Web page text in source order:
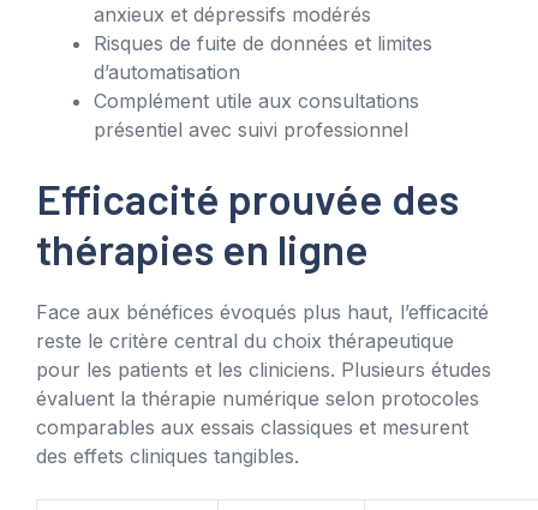
anxieux et dépressifs modérés
Risques de fuite de données et limites
d’automatisation
Complément utile aux consultations
présentiel avec suivi professionnel
Efficacité prouvée des
thérapies en ligne
Face aux bénéfices évoqués plus haut, l’efficacité
reste le critère central du choix thérapeutique
pour les patients et les cliniciens. Plusieurs études
évaluent la thérapie numérique selon protocoles
comparables aux essais classiques et mesurent
des effets cliniques tangibles.